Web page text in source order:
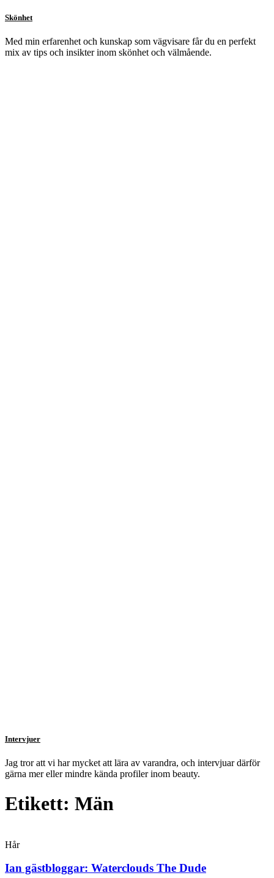
Skönhet
Med min erfarenhet och kunskap som vägvisare får du en perfekt
mix av tips och insikter inom skönhet och välmående.
Intervjuer
Jag tror att vi har mycket att lära av varandra, och intervjuar därför
gärna mer eller mindre kända profiler inom beauty.
Etikett: Män
Hår
Ian gästbloggar: Waterclouds The Dude